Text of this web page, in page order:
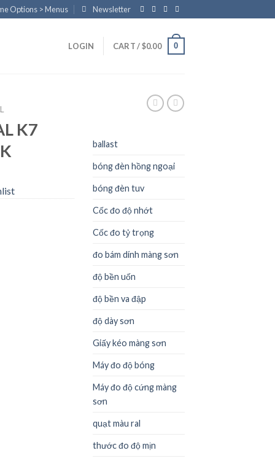
Options > Menus Newsletter
LOGIN CART /$0.00 0
K7
ballast
bóng đèn hồng ngoại
bóng đèn tuv
Cốc đo độ nhớt
Cốc đo tỷ trọng
đo bám dính màng sơn
độ bền uốn
độ bền va đập
độ dày sơn
Giấy kéo màng sơn
Máy đo độ bóng
Máy đo độ cứng màng
sơn
quạt màu ral
thước đo độ mịn